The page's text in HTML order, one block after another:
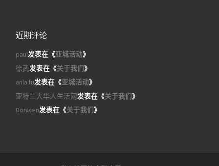
近期评论
paul发表在《亚城活动》
徐武发表在《关于我们》
anla fu发表在《亚城活动》
亚特兰大华人生活网发表在《关于我们》
Doracen发表在《关于我们》